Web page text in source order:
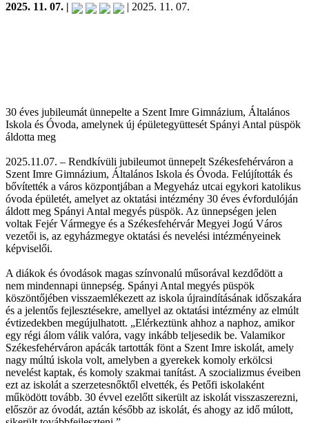
2025. 11. 07. | | 2025. 11. 07.
30 éves jubileumát ünnepelte a Szent Imre Gimnázium, Általános
Iskola és Óvoda, amelynek új épületegyüttesét Spányi Antal püspök
áldotta meg
2025.11.07. – Rendkívüli jubileumot ünnepelt Székesfehérváron a
Szent Imre Gimnázium, Általános Iskola és Óvoda. Felújították és
bővítették a város központjában a Megyeház utcai egykori katolikus
óvoda épületét, amelyet az oktatási intézmény 30 éves évfordulóján
áldott meg Spányi Antal megyés püspök. Az ünnepségen jelen
voltak Fejér Vármegye és a Székesfehérvár Megyei Jogú Város
vezetői is, az egyházmegye oktatási és nevelési intézményeinek
képviselői.
A diákok és óvodások magas színvonalú műsorával kezdődött a
nem mindennapi ünnepség. Spányi Antal megyés püspök
köszöntőjében visszaemlékezett az iskola újraindításának időszakára
és a jelentős fejlesztésekre, amellyel az oktatási intézmény az elmúlt
évtizedekben megújulhatott. „Elérkeztünk ahhoz a naphoz, amikor
egy régi álom válik valóra, vagy inkább teljesedik be. Valamikor
Székesfehérváron apácák tartották fönt a Szent Imre iskolát, amely
nagy múltú iskola volt, amelyben a gyerekek komoly erkölcsi
nevelést kaptak, és komoly szakmai tanítást. A szocializmus éveiben
ezt az iskolát a szerzetesnőktől elvették, és Petőfi iskolaként
működött tovább. 30 évvel ezelőtt sikerült az iskolát visszaszerezni,
először az óvodát, aztán később az iskolát, és ahogy az idő múlott,